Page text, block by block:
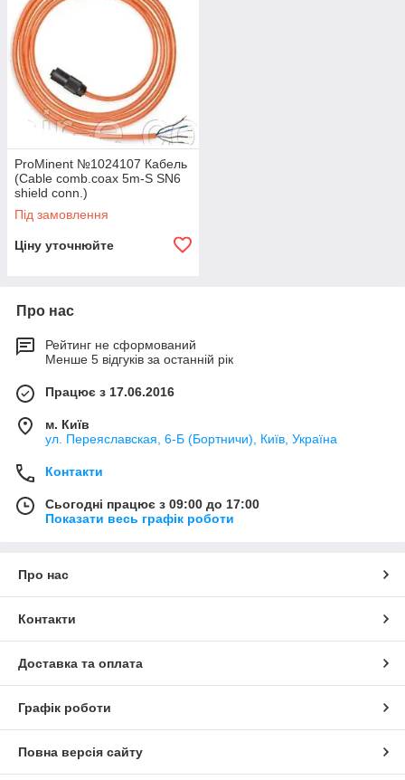
ProMinent №1024107 Кабель
(Cable comb.coax 5m-S SN6
shield conn.)
Під замовлення
Ціну уточнюйте
Про нас
Рейтинг не сформований
Менше 5 відгуків за останній рік
Працює з 17.06.2016
м. Київ
ул. Переяславская, 6-Б (Бортничи), Київ, Україна
Контакти
Сьогодні працює з 09:00 до 17:00
Показати весь графік роботи
Про нас
Контакти
Доставка та оплата
Графік роботи
Повна версія сайту